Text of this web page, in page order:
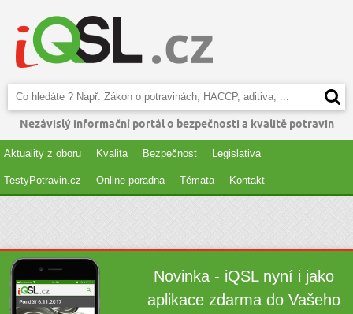
Nezávislý informační portál o bezpečnosti a kvalitě potravin
Aktuality z oboru Kvalita Bezpečnost Legislativa
TestyPotravin.cz Online poradna Témata Kontakt
Novinka - iQSL nyní i jako
aplikace zdarma do Vašeho